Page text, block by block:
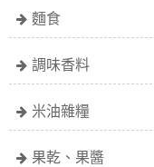
麵食
調味香料
米油雜糧
果乾、果醬